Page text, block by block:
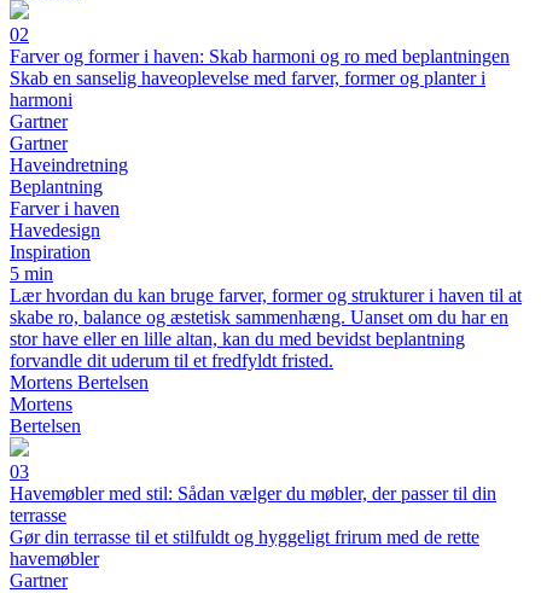
02
Farver og former i haven: Skab harmoni og ro med beplantningen
Skab en sanselig haveoplevelse med farver, former og planter i
harmoni
Gartner
Gartner
Haveindretning
Beplantning
Farver i haven
Havedesign
Inspiration
5 min
Lær hvordan du kan bruge farver, former og strukturer i haven til at
skabe ro, balance og æstetisk sammenhæng. Uanset om du har en
stor have eller en lille altan, kan du med bevidst beplantning
forvandle dit uderum til et fredfyldt fristed.
Mortens Bertelsen
Mortens
Bertelsen
03
Havemøbler med stil: Sådan vælger du møbler, der passer til din
terrasse
Gør din terrasse til et stilfuldt og hyggeligt frirum med de rette
havemøbler
Gartner